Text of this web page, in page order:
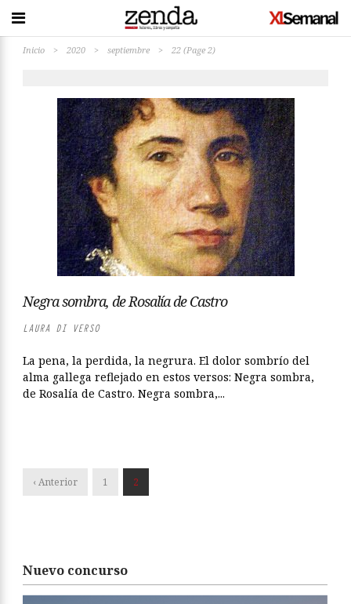
Inicio > 2020 > septiembre > 22 (Page 2)
Negra sombra, de Rosalía de Castro
LAURA DI VERSO
La pena, la perdida, la negrura. El dolor sombrío del
alma gallega reflejado en estos versos: Negra sombra,
de Rosalía de Castro. Negra sombra,...
‹ Anterior 1 2
Nuevo concurso